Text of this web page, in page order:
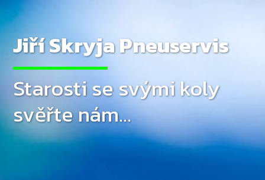
Jiří Skryja Pneuservis
Starosti se svými koly
svěřte nám...